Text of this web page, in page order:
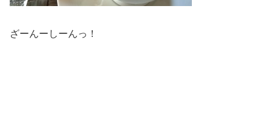
ざーんーしーんっ！